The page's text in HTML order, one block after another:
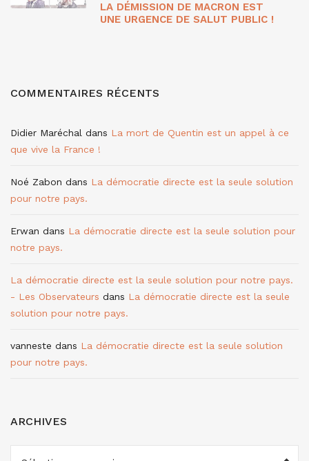
LA DÉMISSION DE MACRON EST
UNE URGENCE DE SALUT PUBLIC !
COMMENTAIRES RÉCENTS
Didier Maréchal dans La mort de Quentin est un appel à ce
que vive la France !
Noé Zabon dans La démocratie directe est la seule solution
pour notre pays.
Erwan dans La démocratie directe est la seule solution pour
notre pays.
La démocratie directe est la seule solution pour notre pays.
- Les Observateurs dans La démocratie directe est la seule
solution pour notre pays.
vanneste dans La démocratie directe est la seule solution
pour notre pays.
ARCHIVES